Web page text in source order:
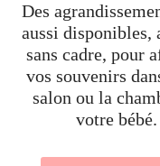
Des
aussi disponibles,
sans cadre, pour
vos souvenirs
salon ou la
votre bébé.